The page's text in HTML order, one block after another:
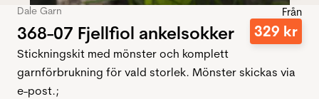
Dale Garn
368-07 Fjellfiol ankelsokker
Från
329 kr
Stickningskit med mönster och komplett
garnförbrukning för vald storlek. Mönster skickas via
e-post.;